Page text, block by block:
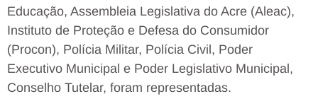
Educação, Assembleia Legislativa do Acre (Aleac),
Instituto de Proteção e Defesa do Consumidor
(Procon), Polícia Militar, Polícia Civil, Poder
Executivo Municipal e Poder Legislativo Municipal,
Conselho Tutelar, foram representadas.